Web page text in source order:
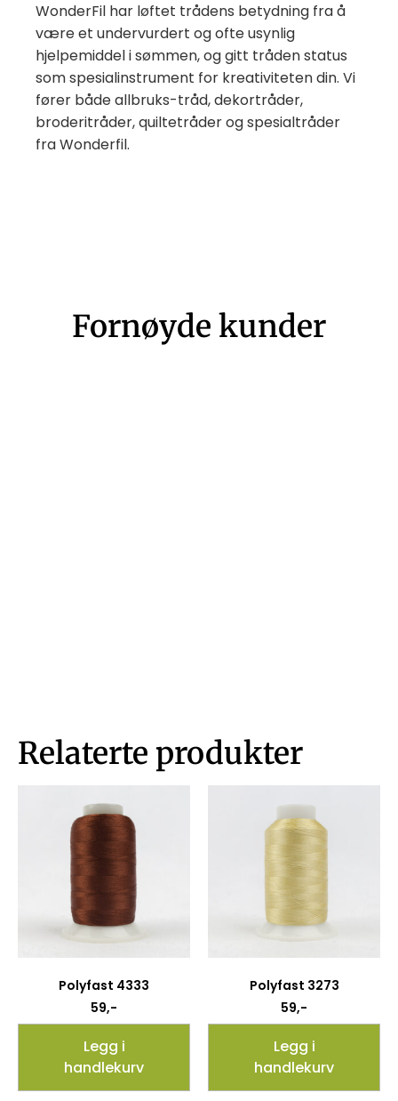
WonderFil har løftet trådens betydning fra å
være et undervurdert og ofte usynlig
hjelpemiddel i sømmen, og gitt tråden status
som spesialinstrument for kreativiteten din. Vi
fører både allbruks-tråd, dekortråder,
broderitråder, quiltetråder og spesialtråder
fra Wonderfil.
Fornøyde kunder
Relaterte produkter
Polyfast 4333
59,-
Legg i
handlekurv
Polyfast 3273
59,-
Legg i
handlekurv